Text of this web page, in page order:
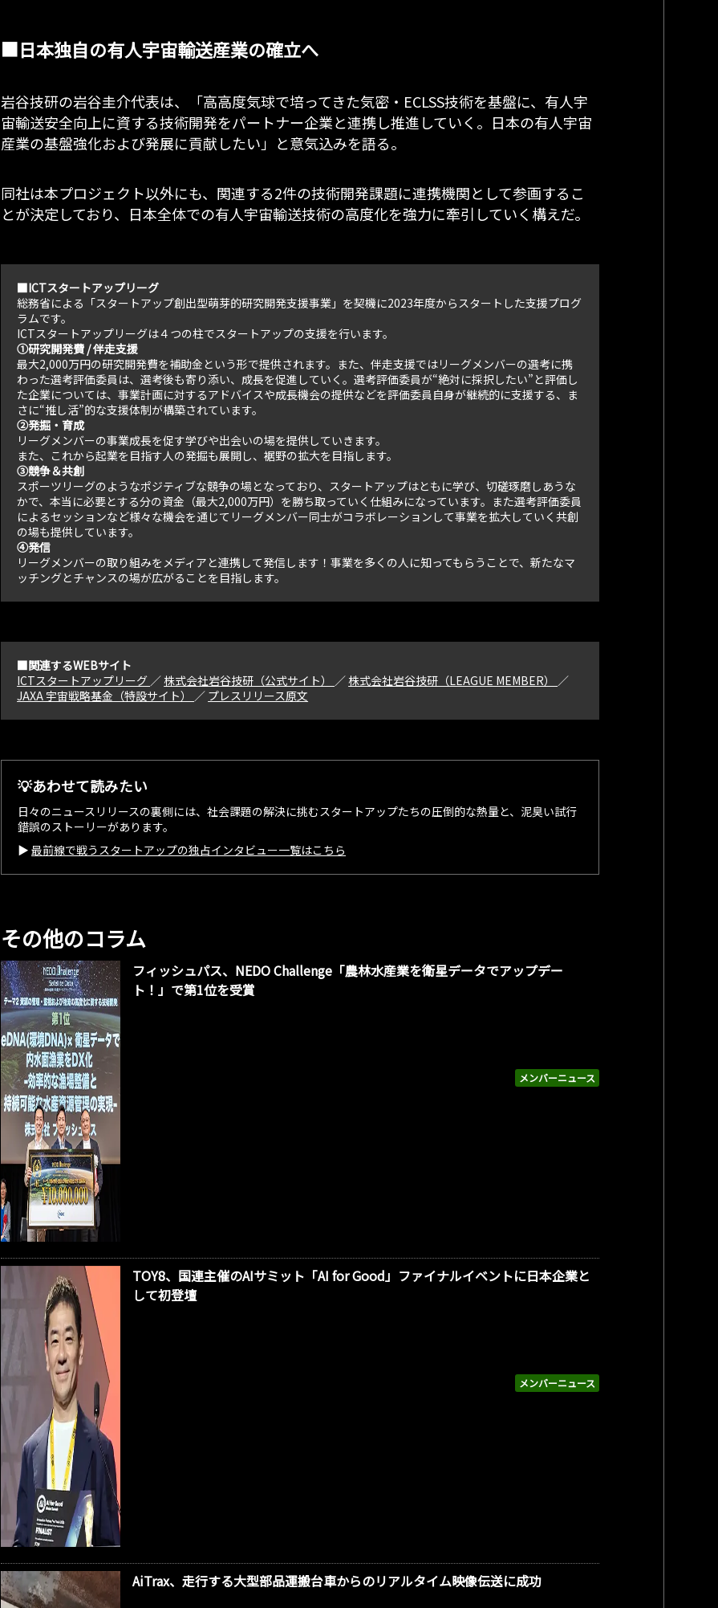
■日本独自の有人宇宙輸送産業の確立へ
岩谷技研の岩谷圭介代表は、「高高度気球で培ってきた気密・ECLSS技術を基盤に、有人宇
宙輸送安全向上に資する技術開発をパートナー企業と連携し推進していく。日本の有人宇宙
産業の基盤強化および発展に貢献したい」と意気込みを語る。
同社は本プロジェクト以外にも、関連する2件の技術開発課題に連携機関として参画するこ
とが決定しており、日本全体での有人宇宙輸送技術の高度化を強力に牽引していく構えだ。
■ICTスタートアップリーグ
総務省による「スタートアップ創出型萌芽的研究開発支援事業」を契機に2023年度からスタートした支援プログ
ラムです。
ICTスタートアップリーグは４つの柱でスタートアップの支援を行います。
①研究開発費 / 伴走支援
最大2,000万円の研究開発費を補助金という形で提供されます。また、伴走支援ではリーグメンバーの選考に携
わった選考評価委員は、選考後も寄り添い、成長を促進していく。選考評価委員が“絶対に採択したい”と評価し
た企業については、事業計画に対するアドバイスや成長機会の提供などを評価委員自身が継続的に支援する、ま
さに“推し活”的な支援体制が構築されています。
②発掘・育成
リーグメンバーの事業成長を促す学びや出会いの場を提供していきます。
また、これから起業を目指す人の発掘も展開し、裾野の拡大を目指します。
③競争＆共創
スポーツリーグのようなポジティブな競争の場となっており、スタートアップはともに学び、切磋琢磨しあうな
かで、本当に必要とする分の資金（最大2,000万円）を勝ち取っていく仕組みになっています。また選考評価委員
によるセッションなど様々な機会を通じてリーグメンバー同士がコラボレーションして事業を拡大していく共創
の場も提供しています。
④発信
リーグメンバーの取り組みをメディアと連携して発信します！事業を多くの人に知ってもらうことで、新たなマ
ッチングとチャンスの場が広がることを目指します。
■関連するWEBサイト
ICTスタートアップリーグ ／株式会社岩谷技研（公式サイト） ／株式会社岩谷技研（LEAGUE MEMBER） ／
JAXA 宇宙戦略基金（特設サイト） ／ プレスリリース原文
💡あわせて読みたい
日々のニュースリリースの裏側には、社会課題の解決に挑むスタートアップたちの圧倒的な熱量と、泥臭い試行
錯誤のストーリーがあります。
▶︎最前線で戦うスタートアップの独占インタビュー一覧はこちら
その他のコラム
メンバーニュース
フィッシュパス、NEDO Challenge「農林水産業を衛星データでアップデー
ト！」で第1位を受賞
メンバーニュース
TOY8、国連主催のAIサミット「AI for Good」ファイナルイベントに日本企業と
して初登壇
AiTrax、走行する大型部品運搬台車からのリアルタイム映像伝送に成功